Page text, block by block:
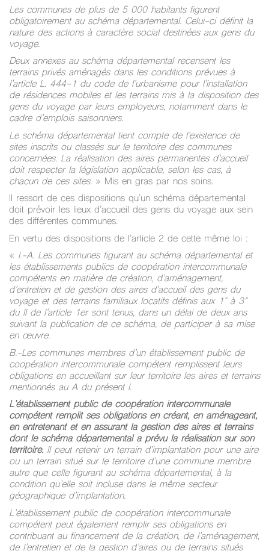
Les communes de plus de 5 000 habitants figurent
obligatoirement au schéma départemental. Celui-ci définit la
nature des actions à caractère social destinées aux gens du
voyage.
Deux annexes au schéma départemental recensent les
terrains privés aménagés dans les conditions prévues à
l’article L. 444-1 du code de l’urbanisme pour l’installation
de résidences mobiles et les terrains mis à la disposition des
gens du voyage par leurs employeurs, notamment dans le
cadre d’emplois saisonniers.
Le schéma départemental tient compte de l’existence de
sites inscrits ou classés sur le territoire des communes
concernées. La réalisation des aires permanentes d’accueil
doit respecter la législation applicable, selon les cas, à
chacun de ces sites. » Mis en gras par nos soins.
Il ressort de ces dispositions qu’un schéma départemental
doit prévoir les lieux d’accueil des gens du voyage aux sein
des différentes communes.
En vertu des dispositions de l’article 2 de cette même loi :
« I.-A. Les communes figurant au schéma départemental et
les établissements publics de coopération intercommunale
compétents en matière de création, d’aménagement,
d’entretien et de gestion des aires d’accueil des gens du
voyage et des terrains familiaux locatifs définis aux 1° à 3°
du II de l’article 1er sont tenus, dans un délai de deux ans
suivant la publication de ce schéma, de participer à sa mise
en œuvre.
B.-Les communes membres d’un établissement public de
coopération intercommunale compétent remplissent leurs
obligations en accueillant sur leur territoire les aires et terrains
mentionnés au A du présent I.
L’établissement public de coopération intercommunale
compétent remplit ses obligations en créant, en aménageant,
en entretenant et en assurant la gestion des aires et terrains
dont le schéma départemental a prévu la réalisation sur son
territoire. Il peut retenir un terrain d’implantation pour une aire
ou un terrain situé sur le territoire d’une commune membre
autre que celle figurant au schéma départemental, à la
condition qu’elle soit incluse dans le même secteur
géographique d’implantation.
L’établissement public de coopération intercommunale
compétent peut également remplir ses obligations en
contribuant au financement de la création, de l’aménagement,
de l’entretien et de la gestion d’aires ou de terrains situés